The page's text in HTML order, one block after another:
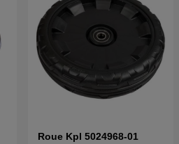
Roue Kpl 5024968-01